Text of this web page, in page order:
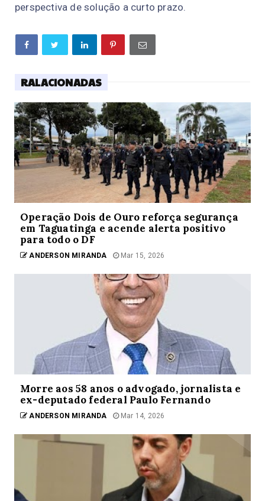
perspectiva de solução a curto prazo.
RALACIONADAS
Operação Dois de Ouro reforça segurança
em Taguatinga e acende alerta positivo
para todo o DF
ANDERSON MIRANDA Mar 15, 2026
Morre aos 58 anos o advogado, jornalista e
ex-deputado federal Paulo Fernando
ANDERSON MIRANDA Mar 14, 2026